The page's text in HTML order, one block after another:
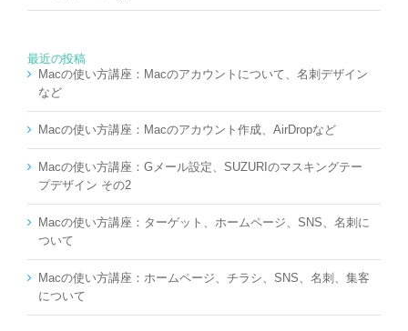
最近の投稿
Macの使い方講座：Macのアカウントについて、名刺デザイン
など
Macの使い方講座：Macのアカウント作成、AirDropなど
Macの使い方講座：Gメール設定、SUZURIのマスキングテー
プデザイン その2
Macの使い方講座：ターゲット、ホームページ、SNS、名刺に
ついて
Macの使い方講座：ホームページ、チラシ、SNS、名刺、集客
について